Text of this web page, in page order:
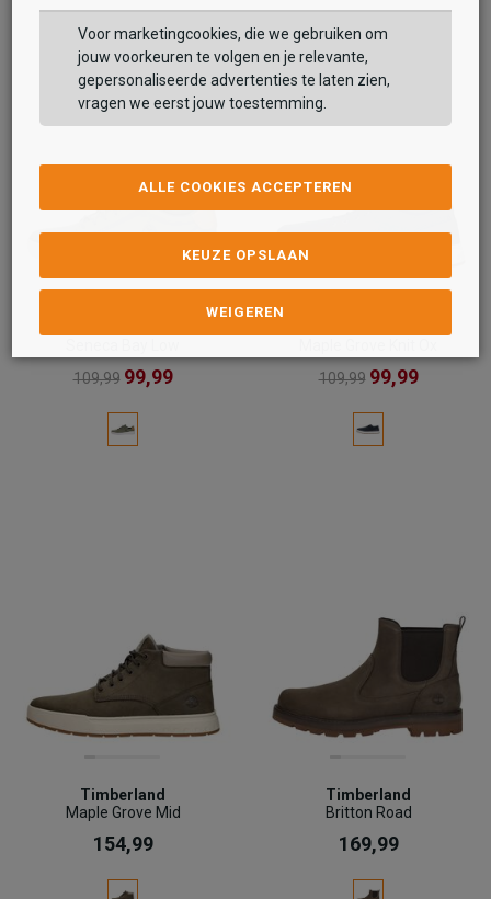
109,99 99,99
109,99 99,99
Timberland
Maple Grove Mid
154,99
Timberland
Britton Road
169,99
Voor marketingcookies, die we gebruiken om
jouw voorkeuren te volgen en je relevante,
gepersonaliseerde advertenties te laten zien,
vragen we eerst jouw toestemming.
ALLE COOKIES ACCEPTEREN
KEUZE OPSLAAN
WEIGEREN